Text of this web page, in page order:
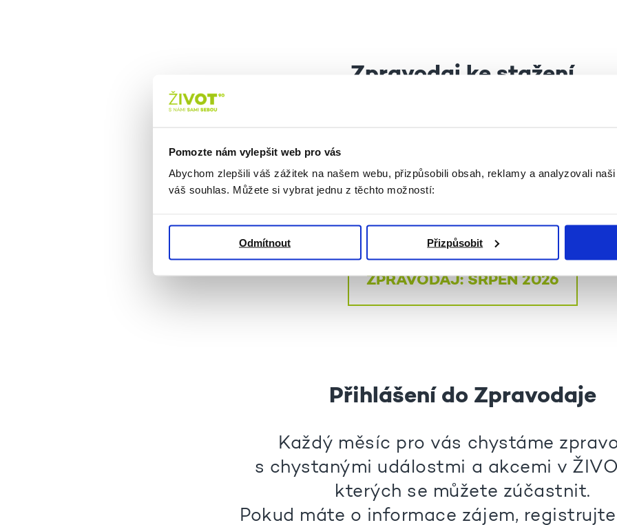
Pomozte nám vylepšit web pro vás
Abychom zlepšili váš zážitek na našem webu, přizpůsobili obsah, reklamy a analyzovali
váš souhlas. Můžete si vybrat jednu z těchto možností:
Odmítnout Přizpůsobit
Zpravodaj ke stažení
Stáhněte si nové číslo našeho
ZPRAVODAJ: ČERVENEC 2026
ZPRAVODAJ: SRPEN 2026
Přihlášení do Zpravodaje
Každý měsíc pro vás chystáme
s chystanými událostmi a akcemi v
kterých se můžete zúčastnit.
Pokud máte o informace zájem, registrujte